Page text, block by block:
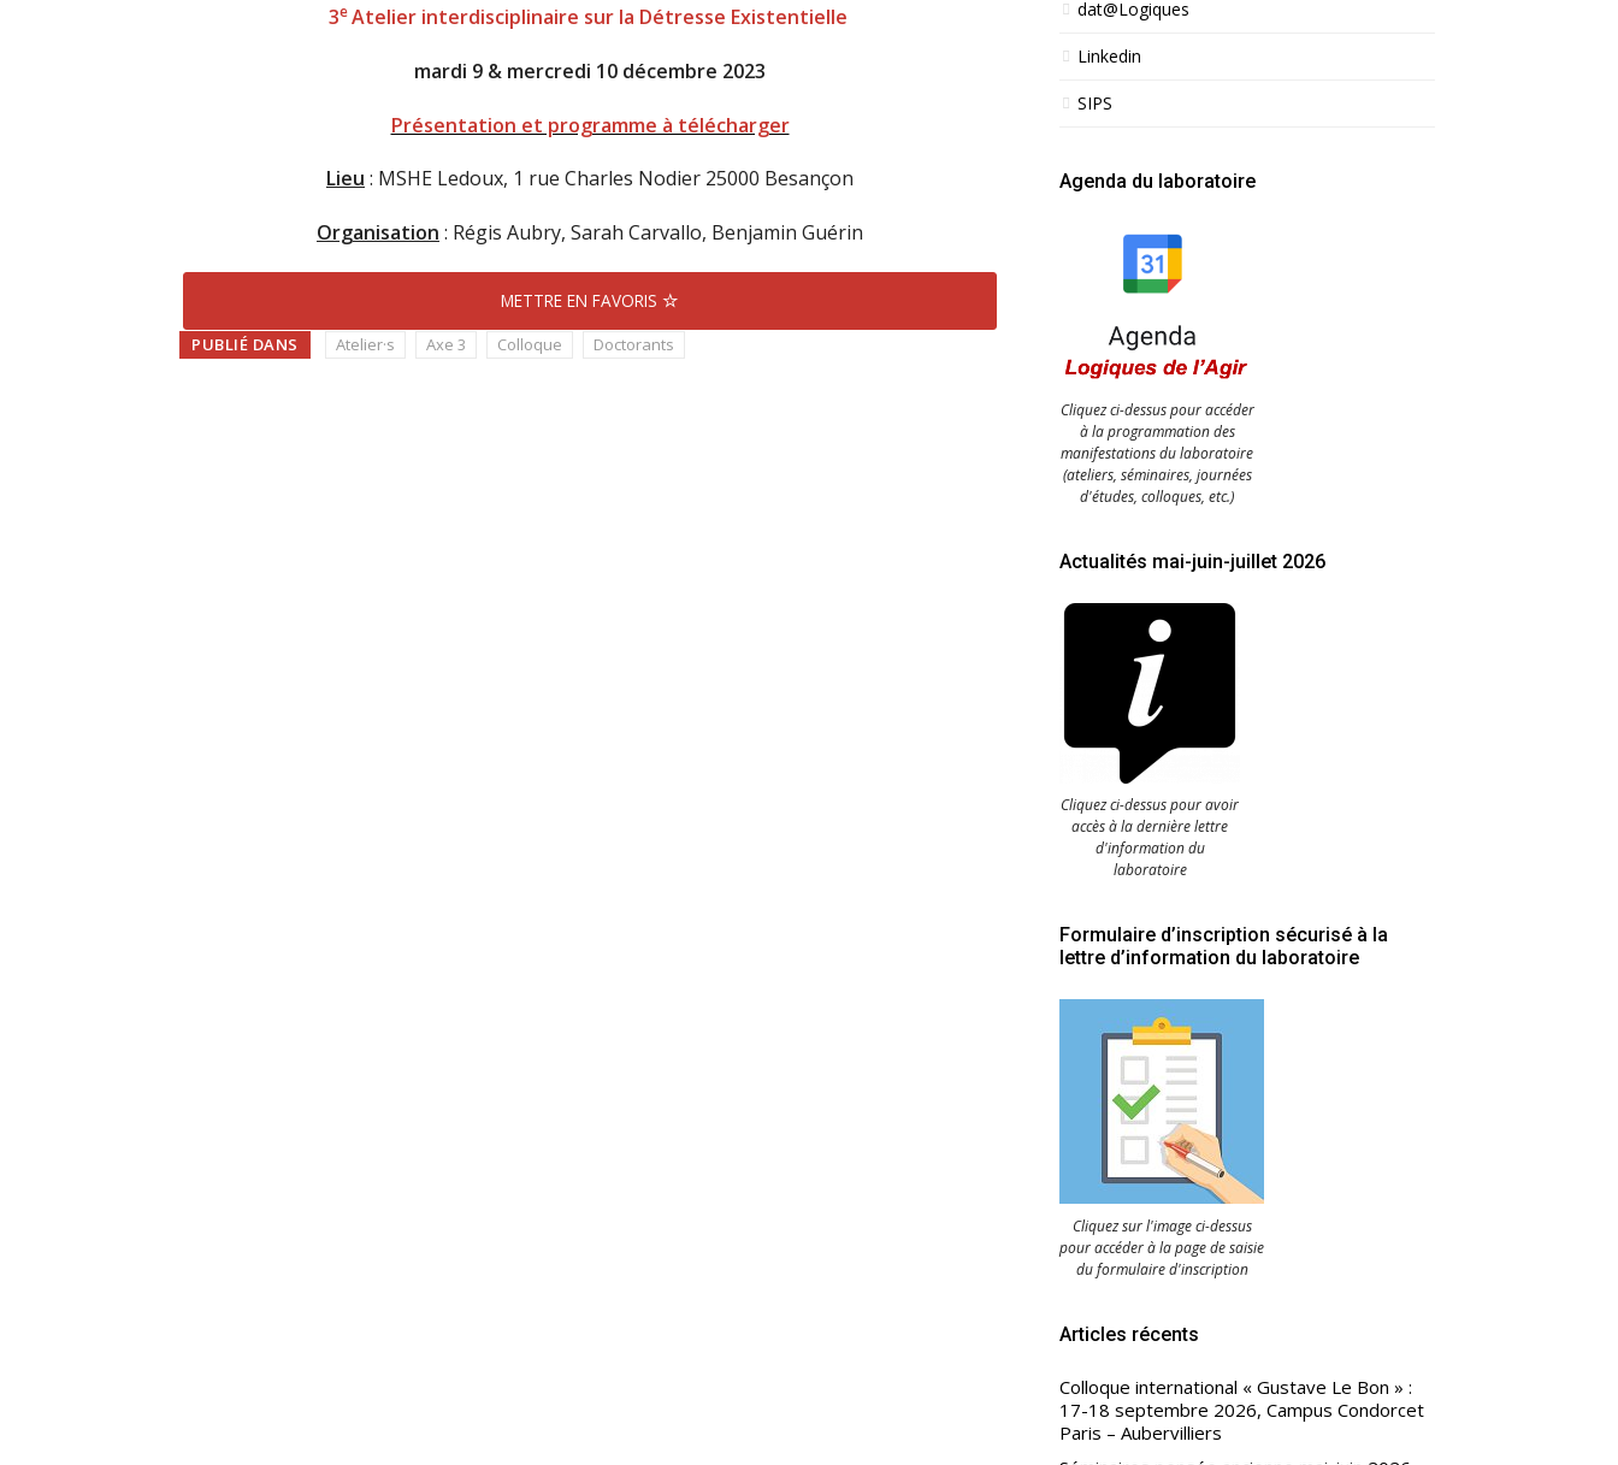
3eAtelier interdisciplinaire sur la Détresse Existentielle
mardi 9 & mercredi 10 décembre 2023
Présentation et programme à télécharger
Lieu : MSHE Ledoux, 1 rue Charles Nodier 25000 Besançon
Organisation : Régis Aubry, Sarah Carvallo, Benjamin Guérin
METTRE EN FAVORIS
PUBLIÉ DANS Atelier·s Axe 3 Colloque Doctorants
dat@Logiques
Linkedin
SIPS
Agenda du laboratoire
Cliquez ci-dessus pour accéder
à la programmation des
manifestations du laboratoire
(ateliers, séminaires, journées
d'études, colloques, etc.)
Actualités mai-juin-juillet 2026
Cliquez ci-dessus pour avoir
accès à la dernière lettre
d'information du
laboratoire
Formulaire d’inscription sécurisé à la
lettre d’information du laboratoire
Cliquez sur l'image ci-dessus
pour accéder à la page de saisie
du formulaire d'inscription
Articles récents
Colloque international « Gustave Le Bon » :
17-18 septembre 2026, Campus Condorcet
Paris – Aubervilliers